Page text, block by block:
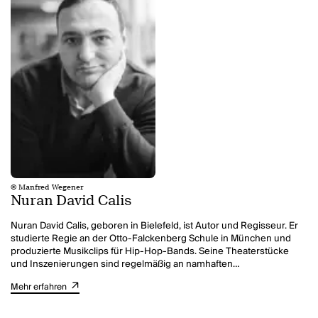
© Manfred Wegener
Nuran David Calis
Nuran David Calis, geboren in Bielefeld, ist Autor und Regisseur. Er
studierte Regie an der Otto-Falckenberg Schule in München und
produzierte Musikclips für Hip-Hop-Bands. Seine Theaterstücke
und Inszenierungen sind regelmäßig an namhaften
Köln, Leipzig, Basel und Wien zu sehen. Neben seinen
Mehr erfahren